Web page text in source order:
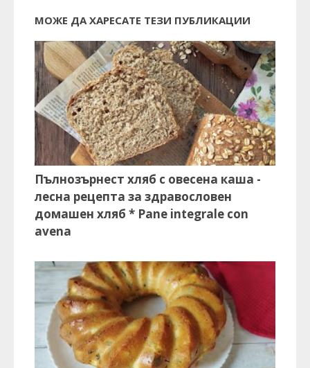
МОЖЕ ДА ХАРЕСАТЕ ТЕЗИ ПУБЛИКАЦИИ
Пълнозърнест хляб с овесена каша -
лесна рецепта за здравословен
домашен хляб * Pane integrale con
avena